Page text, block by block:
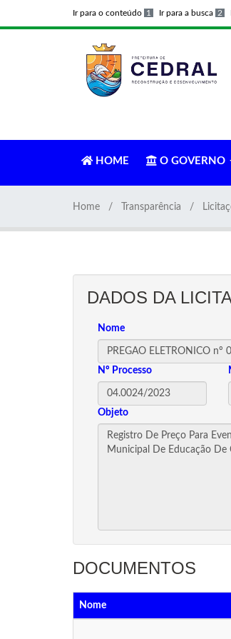
Ir para o conteúdo 1 Ir para a busca 2
HOME O GOVERNO
Home Transparência
DADOS DA
Nome
Nº Processo
Objeto
DOCUMENTOS
Nome